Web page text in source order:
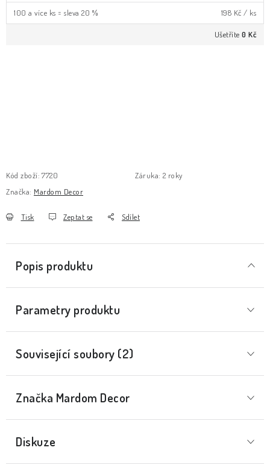
100 a více ks = sleva 20 % 198 Kč / ks
Ušetříte 0 Kč
Kód zboží: 7720 Záruka: 2 roky
Značka: Mardom Decor
Tisk Zeptat se Sdílet
Popis produktu
Parametry produktu
Související soubory (2)
Značka Mardom Decor
Diskuze